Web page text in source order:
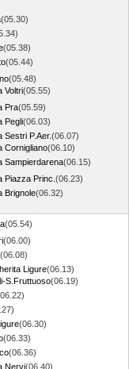
(05.30)
(05.38)
(05.44)
(05.48)
Voltri(05.55)
Pra(05.59)
Pegli(06.03)
Sestri P.Aer.(06.07)
Cornigliano(06.10)
Sampierdarena(06.15)
Piazza Princ. (06.23)
Brignole(06.32)
(05.54)
(06.00)
(06.08)
Ligure(06.13)
S.Fruttuoso(06.19)
(06.30)
(06.33)
(06.36)
Nervi(06.40)